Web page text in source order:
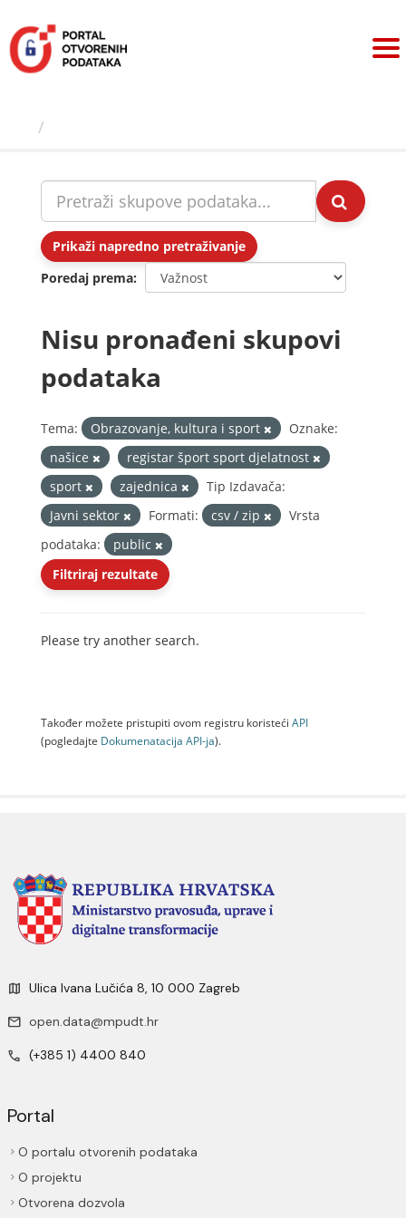
sadržaj
Prikaži napredno pretraživanje
Poredaj prema
Nisu pronađeni skupovi
podataka
Tema: Obrazovanje, kultura i sport
Oznake:
našice
registar šport sport djelatnost
sport
zajednica
Tip Izdavača:
Javni sektor
Formati: csv / zip
Vrsta
podataka:
public
Filtriraj rezultate
Please try another search.
Također možete pristupiti ovom registru koristeći API
(pogledajte Dokumenаtаcijа API-jа).